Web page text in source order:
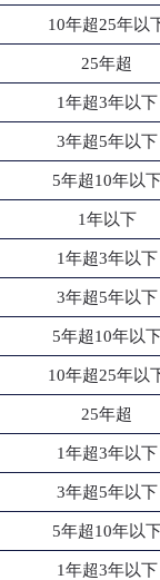
10年超25年以
25年超
1年超3年以下
3年超5年以下
5年超10年以
1年以下
1年超3年以下
3年超5年以下
5年超10年以
10年超25年以
25年超
1年超3年以下
3年超5年以下
5年超10年以
1年超3年以下